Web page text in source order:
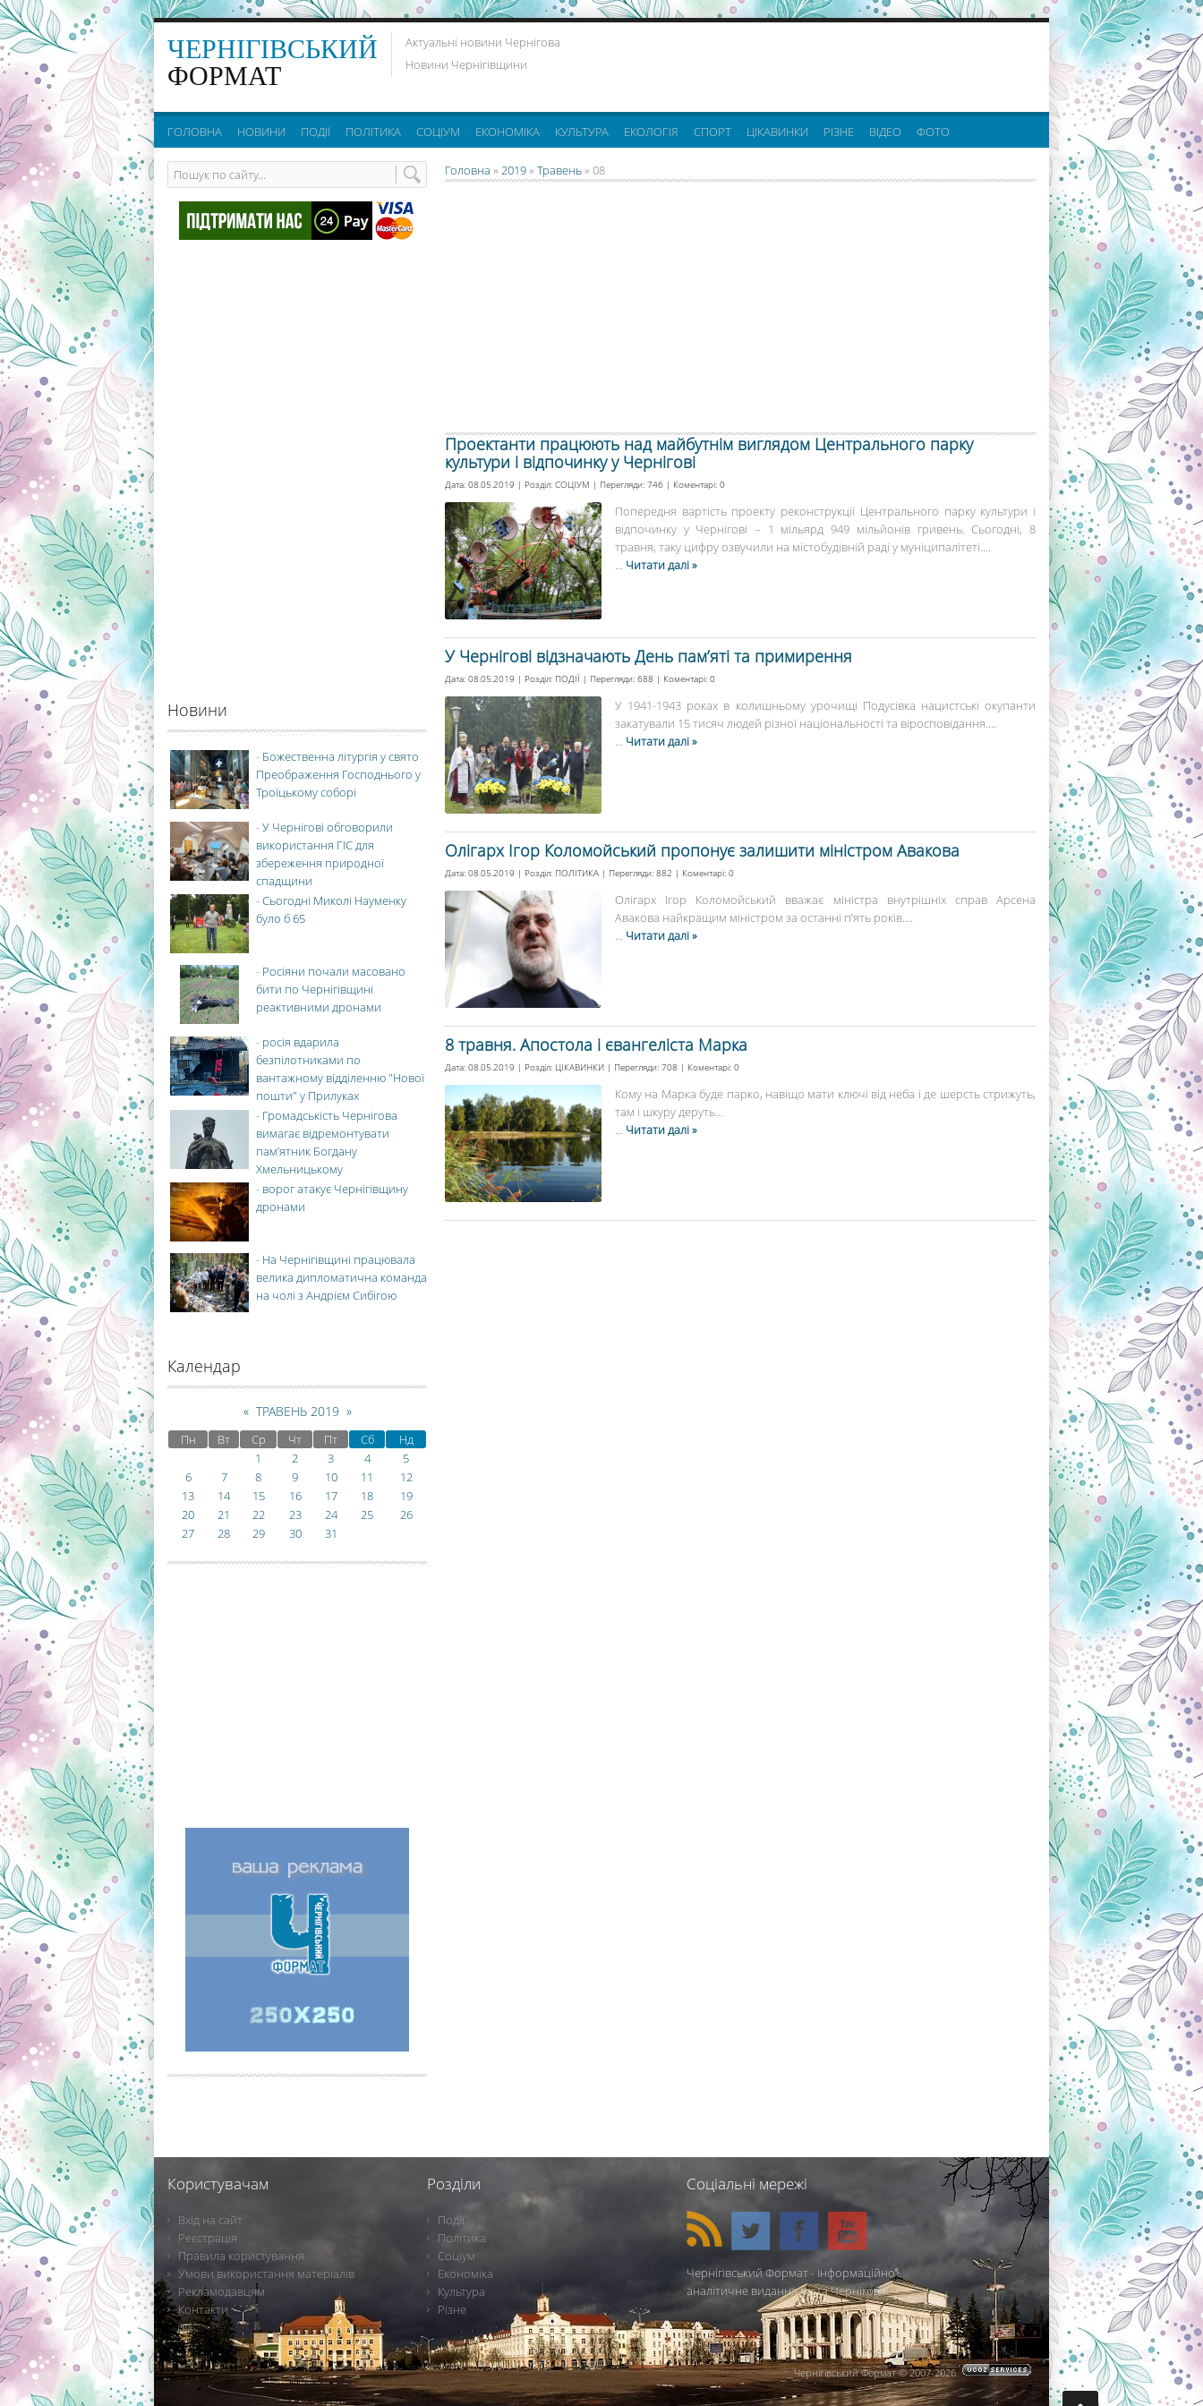
реклама партнерів:
ЧЕРНІГІВСЬКИЙ
ФОРМАТ
Актуальні новини Чернігова
Новини Чернігівщини
ГОЛОВНА НОВИНИ ПОДІЇ ПОЛІТИКА СОЦІУМ ЕКОНОМІКА КУЛЬТУРА ЕКОЛОГІЯ СПОРТ ЦІКАВИНКИ РІЗНЕ ВІДЕО ФОТО
Головна » 2019» Травень» 08
Проектанти працюють над майбутнім виглядом Центрального парку
культури і відпочинку у Чернігові
Дата: 08.05.2019 | Розділ: СОЦІУМ | Перегляди: 746 | Коментарі: 0
Попередня вартість проекту реконструкції Центрального парку культури і
відпочинку у Чернігові – 1 мільярд 949 мільйонів гривень. Сьогодні, 8
травня, таку цифру озвучили на містобудівній раді у муніципалітеті....
... Читати далі »
У Чернігові відзначають День пам’яті та примирення
Дата: 08.05.2019 | Розділ: ПОДІЇ | Перегляди: 688 | Коментарі: 0
У 1941-1943 роках в колишньому урочищі Подусівка нацистські окупанти
закатували 15 тисяч людей різної національності та віросповідання....
... Читати далі »
Олігарх Ігор Коломойський пропонує залишити міністром Авакова
Дата: 08.05.2019 | Розділ: ПОЛІТИКА | Перегляди: 882 | Коментарі: 0
Олігарх Ігор Коломойський вважає міністра внутрішніх справ Арсена
Авакова найкращим міністром за останні п’ять років....
... Читати далі »
8 травня. Апостола і євангеліста Марка
Дата: 08.05.2019 | Розділ: ЦІКАВИНКИ | Перегляди: 708 | Коментарі: 0
Кому на Марка буде парко, навіщо мати ключі від неба і де шерсть стрижуть,
там і шкуру деруть...
... Читати далі »
Новини
- Божественна літургія у свято
Преображення Господнього у
Троїцькому соборі
-У Чернігові обговорили
використання ГІС для
збереження природної
спадщини
-Сьогодні Миколі Науменку
було б 65
- Росіяни почали масовано
бити по Чернігівщині
реактивними дронами
- росія вдарила
безпілотниками по
вантажному відділенню "Нової
пошти" у Прилуках
- Громадськість Чернігова
вимагає відремонтувати
пам’ятник Богдану
Хмельницькому
- ворог атакує Чернігівщину
дронами
- На Чернігівщині працювала
велика дипломатична команда
на чолі з Андрієм Сибігою
Календар
« ТРАВЕНЬ 2019 »
Пн Вт Ср Чт Пт Сб
Нд
1
2 3 4
5
6
7 8 9 10 11
12
13
14 15 16 17 18
19
20
21 22 23 24 25
26
27
28 29 30 31
Користувачам
Вхід на сайт
Реєстрація
Правила користування
Умови використання матеріалів
Рекламодавцям
Контакти
Розділи
Події
Політика
Соціум
Економіка
Культура
Різне
Соціальні мережі
Чернігівський Формат - інформаційно-
аналітичне видання міста Чернігова.
Чернігівський Формат © 2007-2026. .